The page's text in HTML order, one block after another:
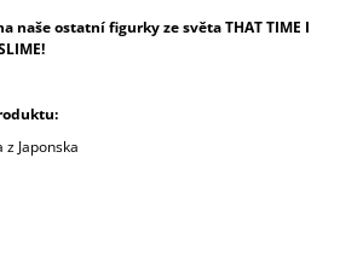
naše ostatní figurky ze světa THAT TIME I
Japonska